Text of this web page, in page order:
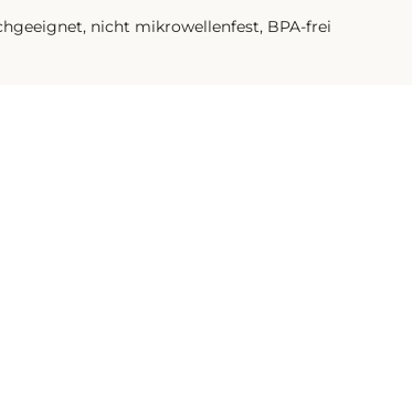
nicht mikrowellenfest, BPA-frei